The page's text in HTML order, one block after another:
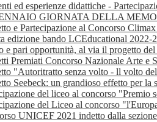
ed esperienze didattiche -
GIORNATA DELLA
e Partecipazione al Concorso
edizione bando LCEducational 2022-
e pari opportunità, al via il progetto
Premiati Concorso Nazionale Arte e
"Autoritratto senza volto - ll volto
Seebeck: un grandioso effetto per la
del liceo al concorso "Premio
del Liceo al concorso
UNICEF 2021 indetto dalla